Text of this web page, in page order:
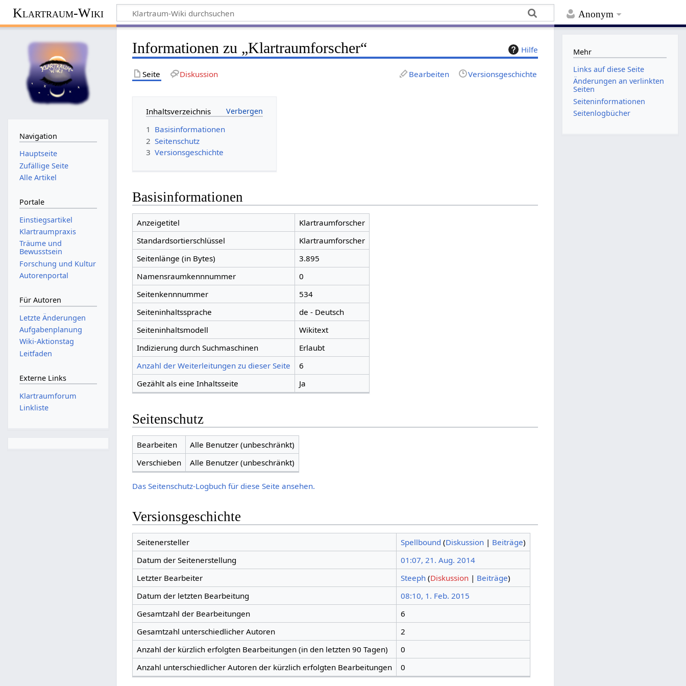
Anonym
Klartraum-Wiki
Hilfe
Informationen zu „Klartraumforscher“
Seite Diskussion Bearbeiten Versionsgeschichte
Inhaltsverzeichnis
1 Basisinformationen
2 Seitenschutz
3 Versionsgeschichte
Basisinformationen
Anzeigetitel
Klartraumforscher
Standardsortierschlüssel
Klartraumforscher
Seitenlänge (in Bytes)
3.895
Namensraumkennnummer
0
Seitenkennnummer
534
Seiteninhaltssprache
de - Deutsch
Seiteninhaltsmodell
Wikitext
Indizierung durch Suchmaschinen
Erlaubt
Anzahl der Weiterleitungen zu dieser Seite
6
Gezählt als eine Inhaltsseite
Ja
Seitenschutz
Bearbeiten
Alle Benutzer (unbeschränkt)
Verschieben
Alle Benutzer (unbeschränkt)
Das Seitenschutz-Logbuch für diese Seite ansehen.
Versionsgeschichte
Seitenersteller Spellbound (Diskussion| Beiträge)
Datum der Seitenerstellung
01:07, 21. Aug. 2014
Letzter Bearbeiter
Steeph (Diskussion| Beiträge)
Datum der letzten Bearbeitung
08:10, 1. Feb. 2015
Gesamtzahl der Bearbeitungen
6
Gesamtzahl unterschiedlicher Autoren
2
Anzahl der kürzlich erfolgten Bearbeitungen (in den letzten 90 Tagen)
0
Anzahl unterschiedlicher Autoren der kürzlich erfolgten Bearbeitungen
0
Navigation
Hauptseite
Zufällige Seite
Alle Artikel
Portale
Einstiegsartikel
Klartraumpraxis
Träume und
Bewusstsein
Forschung und Kultur
Autorenportal
Für Autoren
Letzte Änderungen
Aufgabenplanung
Wiki-Aktionstag
Leitfaden
Externe Links
Klartraumforum
Linkliste
Mehr
Links auf diese Seite
Änderungen an verlinkten
Seiten
Seiten­­informationen
Seitenlogbücher